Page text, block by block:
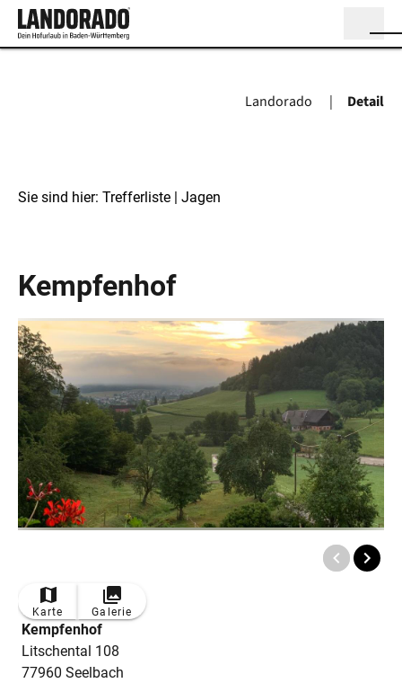
Detail
Sie sind hier: Trefferliste | Jagen
Kempfenhof
Karte Galerie
Kempfenhof
Litschental 108
77960 Seelbach